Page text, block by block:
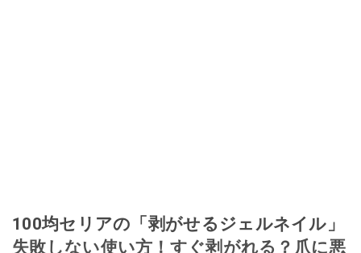
100均セリアの「剥がせるジェルネイル」
失敗しない使い方！すぐ剥がれる？爪に悪